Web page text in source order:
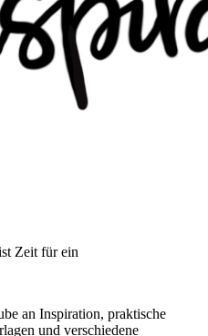
Zeit für ein
an Inspiration, praktische
und verschiedene